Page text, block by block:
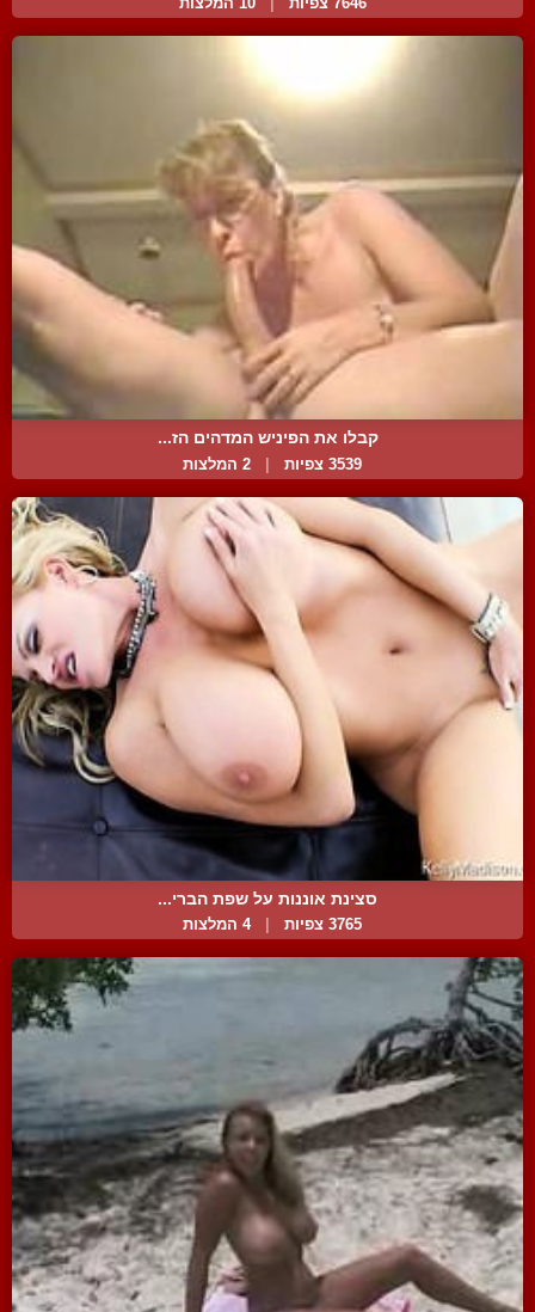
קבלו את הפיניש המדהים הז...
3539 צפיות | 2 המלצות
סצינת אוננות על שפת הברי...
3765 צפיות 4 המלצות